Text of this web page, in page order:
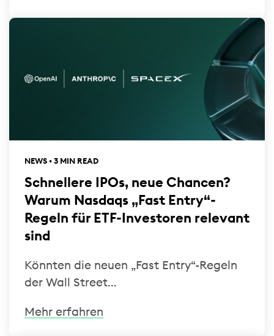
NEWS • 3 MIN READ
Schnellere IPOs, neue Chancen?
Warum Nasdaqs „Fast Entry“-
Regeln für ETF-Investoren relevant
sind
Könnten die neuen „Fast Entry“-Regeln
der Wall Street...
Mehr erfahren